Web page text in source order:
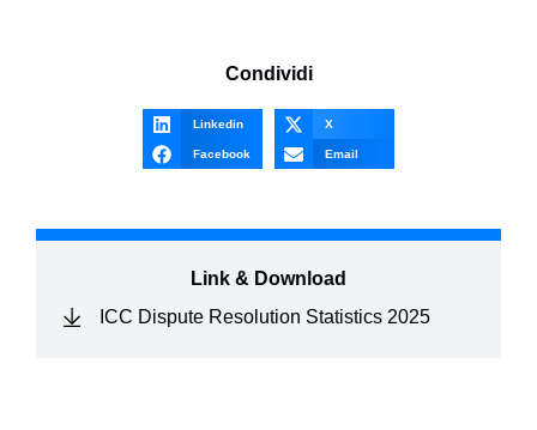
Condividi
Linkedin X
Facebook Email
Link & Download
ICC Dispute Resolution Statistics 2025